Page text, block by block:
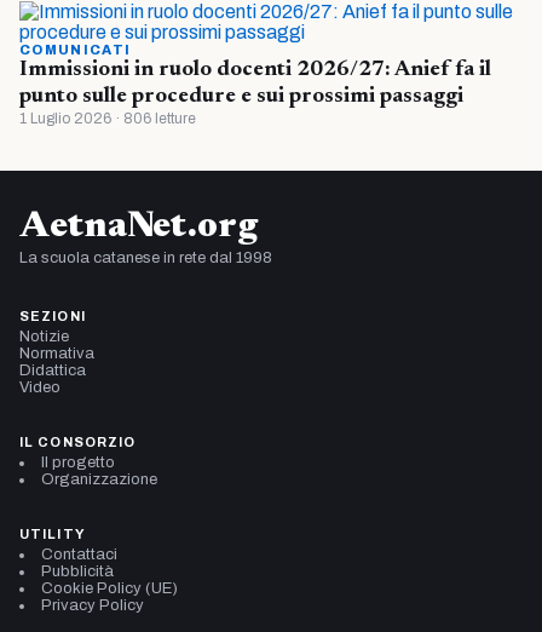
COMUNICATI
Immissioni in ruolo docenti 2026/27: Anief fa il
punto sulle procedure e sui prossimi passaggi
1 Luglio 2026 · 806 letture
AetnaNet.org
La scuola catanese in rete dal 1998
SEZIONI
Notizie
Normativa
Didattica
Video
IL CONSORZIO
Il progetto
Organizzazione
UTILITY
Contattaci
Pubblicità
Cookie Policy (UE)
Privacy Policy